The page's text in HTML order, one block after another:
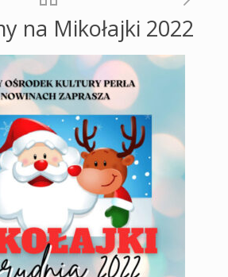
na Mikołajki 2022